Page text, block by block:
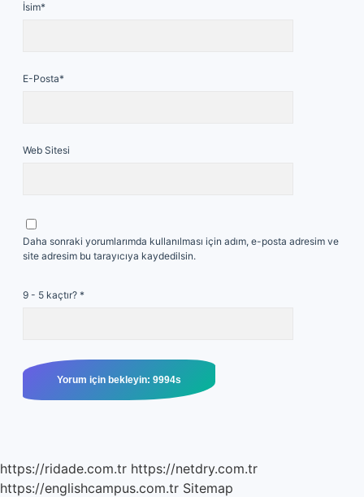
İsim*
E-Posta*
Web Sitesi
Daha sonraki yorumlarımda kullanılması için adım, e-posta adresim ve
site adresim bu tarayıcıya kaydedilsin.
9 - 5 kaçtır? *
https://ridade.com.tr https://netdry.com.tr
https://englishcampus.com.tr Sitemap